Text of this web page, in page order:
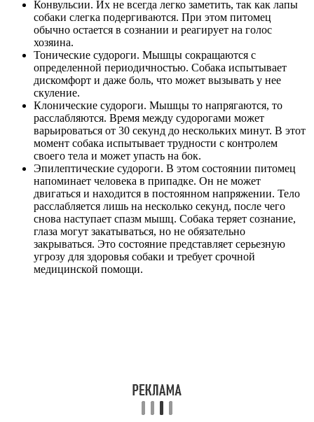
Конвульсии. Их не всегда легко заметить, так как лапы
собаки слегка подергиваются. При этом питомец
обычно остается в сознании и реагирует на голос
хозяина.
Тонические судороги. Мышцы сокращаются с
определенной периодичностью. Собака испытывает
дискомфорт и даже боль, что может вызывать у нее
скуление.
Клонические судороги. Мышцы то напрягаются, то
расслабляются. Время между судорогами может
варьироваться от 30 секунд до нескольких минут. В этот
момент собака испытывает трудности с контролем
своего тела и может упасть на бок.
Эпилептические судороги. В этом состоянии питомец
напоминает человека в припадке. Он не может
двигаться и находится в постоянном напряжении. Тело
расслабляется лишь на несколько секунд, после чего
снова наступает спазм мышц. Собака теряет сознание,
глаза могут закатываться, но не обязательно
закрываться. Это состояние представляет серьезную
угрозу для здоровья собаки и требует срочной
медицинской помощи.